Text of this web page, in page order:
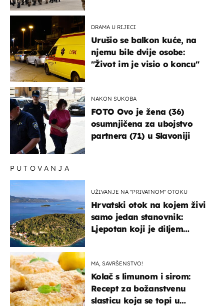
DRAMA U RIJECI
Urušio se balkon kuće, na
njemu bile dvije osobe:
"Život im je visio o koncu"
NAKON SUKOBA
FOTO Ovo je žena (36)
osumnjičena za ubojstvo
partnera (71) u Slavoniji
PUTOVANJA
UŽIVANJE NA "PRIVATNOM" OTOKU
Hrvatski otok na kojem živi
samo jedan stanovnik:
Ljepotan koji je diljem
MA, SAVRŠENSTVO!
Kolač s limunom i sirom:
Recept za božanstvenu
slasticu koja se topi u